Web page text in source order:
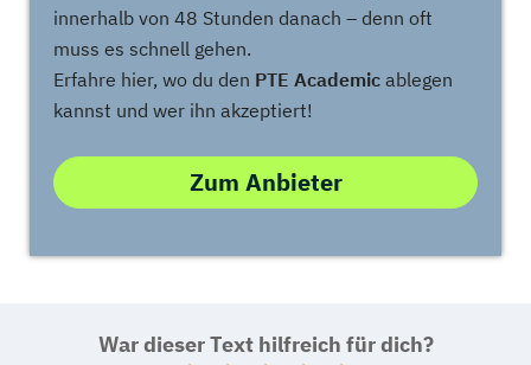
innerhalb von 48 Stunden danach – denn oft
muss es schnell gehen.
Erfahre hier, wo du den PTE Academic ablegen
kannst und wer ihn akzeptiert!
Zum Anbieter
War dieser Text hilfreich für dich?